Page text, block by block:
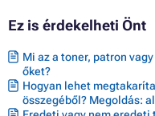
Ez is érdekelheti Önt
Mi az a toner, patron
őket?
Hogyan lehet
összegéből? Megoldás: